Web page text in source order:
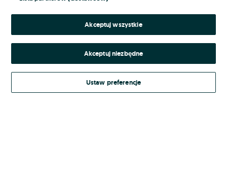
Kontynuując za pośrednictwem jednego z dostawców wskazanych powyżej,
Regulamin serwisu OLX.pl w jego aktualnym brzmieniu.
Akceptuj wszystkie
Akceptuj niezbędne
Ustaw preferencje